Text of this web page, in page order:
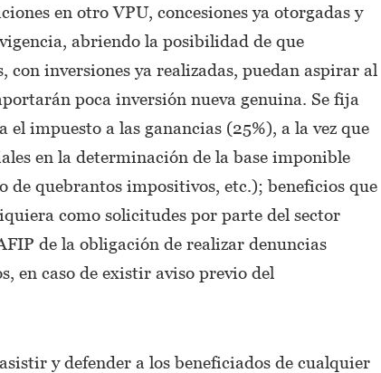
en otro VPU, concesiones ya otorgadas y
abriendo la posibilidad de que
con inversiones ya realizadas, puedan aspirar al
poca inversión nueva genuina. Se fija
impuesto a las ganancias (25%), a la vez que
en la determinación de la base imponible
de quebrantos impositivos, etc.); beneficios que
como solicitudes por parte del sector
de la obligación de realizar denuncias
en caso de existir aviso previo del
y defender a los beneficiados de cualquier